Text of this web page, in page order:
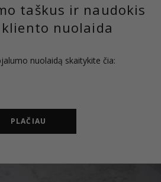
taškus ir naudokis
nuolaida
nuolaidą skaitykite čia:
PLAČIAU